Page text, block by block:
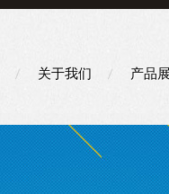
关于我们 产品